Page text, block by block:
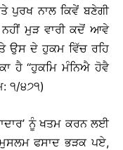
ਪੁਰਖ ਨਾਲ ਕਿਵੇਂ ਬਣੇਗੀ
ਨਹੀਂ ਮੁੜ ਵਾਰੀ ਕਦੋਂ ਆਵੇ
ਉਸ ਦੇ ਹੁਕਮ ਵਿੱਚ ਰਹਿ
ਹੈ ‘‘ਹੁਕਮਿ ਮੰਨਿਐ ਹੋਵੈ
੧/੪੭੧)
ਨੂੰ ਖਤਮ ਕਰਨ ਲਈ
ਫਸਾਦ ਭੜਕ ਪਏ,